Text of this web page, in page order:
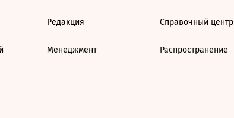
Редакция
Менеджмент
Справочный центр
Распространение